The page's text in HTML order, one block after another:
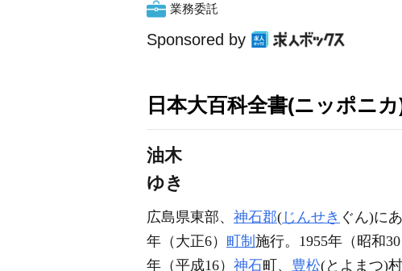
業務委託
Sponsored by
日本大百科全書(ニッポニカ
油木
ゆき
広島県東部、 神石郡( じんせき ぐん)に
年（大正6） 町制 施行。1955年（昭和
年（平成16） 神石町、 豊松(とよまつ)村